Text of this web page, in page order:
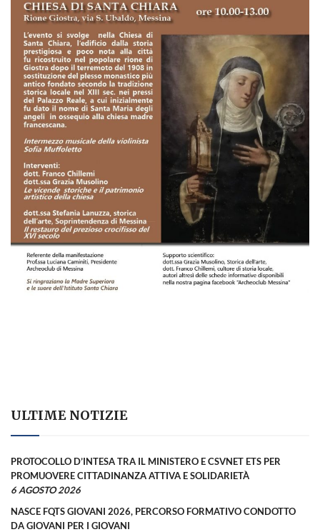
ULTIME NOTIZIE
PROTOCOLLO D’INTESA TRA IL MINISTERO E CSVNET ETS PER
PROMUOVERE CITTADINANZA ATTIVA E SOLIDARIETÀ
6 AGOSTO 2026
NASCE FQTS GIOVANI 2026, PERCORSO FORMATIVO CONDOTTO
DA GIOVANI PER I GIOVANI